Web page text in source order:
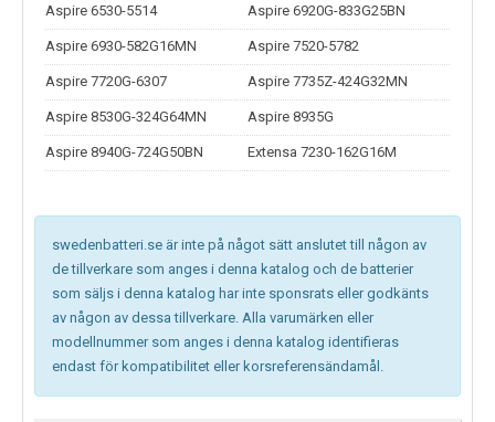
Aspire 6530-5514 Aspire 6920G-833G25BN
Aspire 6930-582G16MN Aspire 7520-5782
Aspire 7720G-6307 Aspire 7735Z-424G32MN
Aspire 8530G-324G64MN Aspire 8935G
Aspire 8940G-724G50BN Extensa 7230-162G16M
swedenbatteri.se är inte på något sätt anslutet till någon av
de tillverkare som anges i denna katalog och de batterier
som säljs i denna katalog har inte sponsrats eller godkänts
av någon av dessa tillverkare. Alla varumärken eller
modellnummer som anges i denna katalog identifieras
endast för kompatibilitet eller korsreferensändamål.